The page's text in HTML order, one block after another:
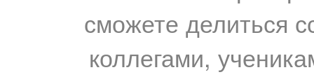
сможете делиться
коллегами,